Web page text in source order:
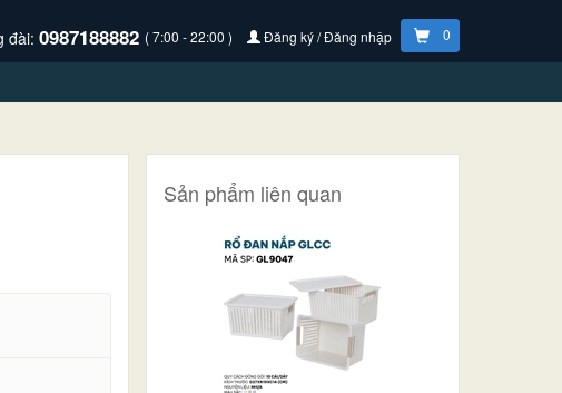
đài: 0987188882 ( 7:00 - 22:00 ) Đăng ký / Đăng nhập 0
Sản phẩm liên quan